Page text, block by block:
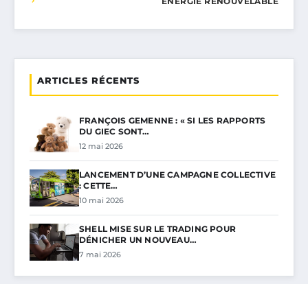
ARTICLES RÉCENTS
FRANÇOIS GEMENNE : « SI LES RAPPORTS
DU GIEC SONT…
12 mai 2026
LANCEMENT D’UNE CAMPAGNE COLLECTIVE
: CETTE…
10 mai 2026
SHELL MISE SUR LE TRADING POUR
DÉNICHER UN NOUVEAU…
7 mai 2026